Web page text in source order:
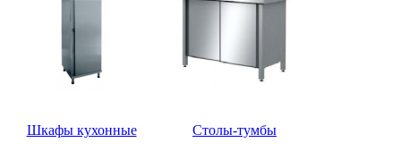
Шкафы кухонные Столы-тумбы